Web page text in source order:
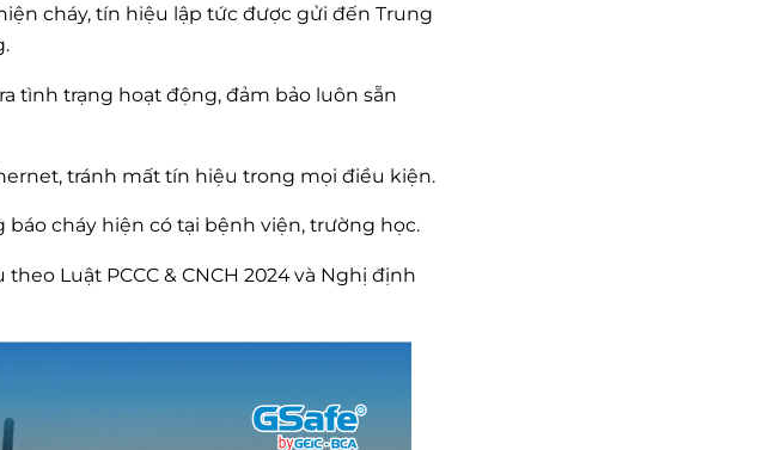
cháy, tín hiệu lập tức được gửi đến Trung
tình trạng hoạt động, đảm bảo luôn sẵn
tránh mất tín hiệu trong mọi điều kiện.
cháy hiện có tại bệnh viện, trường học.
Luật PCCC & CNCH 2024 và Nghị định